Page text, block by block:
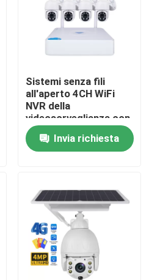
Sistemi senza fili
all'aperto 4CH WiFi
NVR della
videosorveglianza con
l'audio OEM
Invia richiesta